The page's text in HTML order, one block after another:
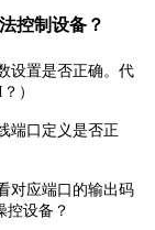
控制设备？
设置是否正确。代
）
端口定义是否正
对应端口的输出码
控设备？